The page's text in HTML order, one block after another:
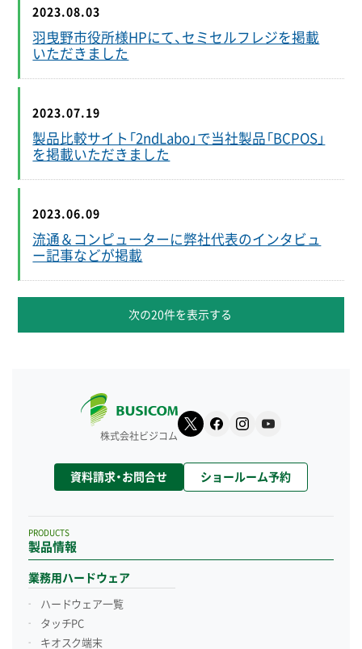
2023.08.03
羽曳野市役所様HPにて、セミセルフレジを掲載
いただきました
2023.07.19
製品比較サイト「2ndLabo」で当社製品「BCPOS」
を掲載いただきました
2023.06.09
流通＆コンピューターに弊社代表のインタビュ
ー記事などが掲載
次の20件を表示する
株式会社ビジコム
資料請求・お問合せ ショールーム予約
製品情報
PRODUCTS
業務用ハードウェア
ハードウェア一覧
タッチPC
キオスク端末